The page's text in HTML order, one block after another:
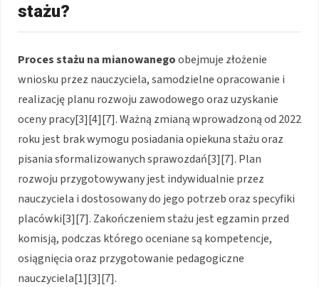
stażu?
Proces stażu na mianowanegoobejmuje złożenie
wniosku przez nauczyciela, samodzielne opracowanie i
realizację planu rozwoju zawodowego oraz uzyskanie
oceny pracy[3][4][7]. Ważną zmianą wprowadzoną od 2022
roku jest brak wymogu posiadania opiekuna stażu oraz
pisania sformalizowanych sprawozdań[3][7]. Plan
rozwoju przygotowywany jest indywidualnie przez
nauczyciela i dostosowany do jego potrzeb oraz specyfiki
placówki[3][7]. Zakończeniem stażu jest egzamin przed
komisją, podczas którego oceniane są kompetencje,
osiągnięcia oraz przygotowanie pedagogiczne
nauczyciela[1][3][7].